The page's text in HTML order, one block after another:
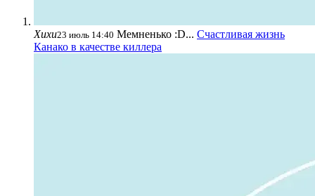
Хихи23 июль 14:40 Мемненько :D... Счастливая жизнь
Канако в качестве киллера